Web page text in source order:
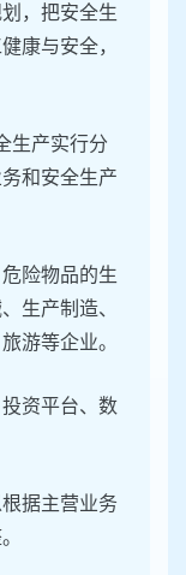
，把安全生
康与安全，
生产实行分
和安全生产
险物品的生
生产制造、
游等企业。
资平台、数
据主营业务